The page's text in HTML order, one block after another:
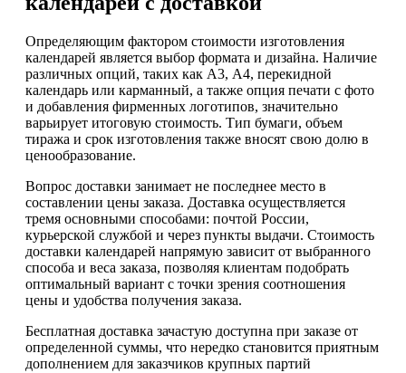
Определяющим фактором стоимости изготовления
календарей является выбор формата и дизайна. Наличие
различных опций, таких как А3, А4, перекидной
календарь или карманный, а также опция печати с фото
и добавления фирменных логотипов, значительно
варьирует итоговую стоимость. Тип бумаги, объем
тиража и срок изготовления также вносят свою долю в
ценообразование.
Вопрос доставки занимает не последнее место в
составлении цены заказа. Доставка осуществляется
тремя основными способами: почтой России,
курьерской службой и через пункты выдачи. Стоимость
доставки календарей напрямую зависит от выбранного
способа и веса заказа, позволяя клиентам подобрать
оптимальный вариант с точки зрения соотношения
цены и удобства получения заказа.
Бесплатная доставка зачастую доступна при заказе от
определенной суммы, что нередко становится приятным
дополнением для заказчиков крупных партий